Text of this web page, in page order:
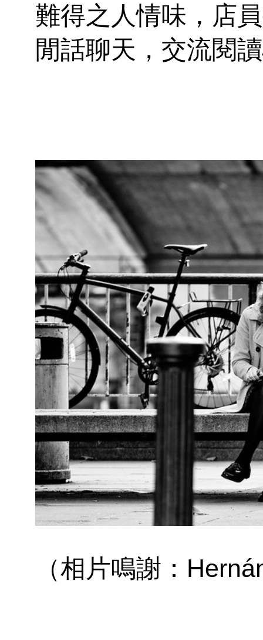
難得之人情味，店
閒話聊天，交流閱
（相片鳴謝：